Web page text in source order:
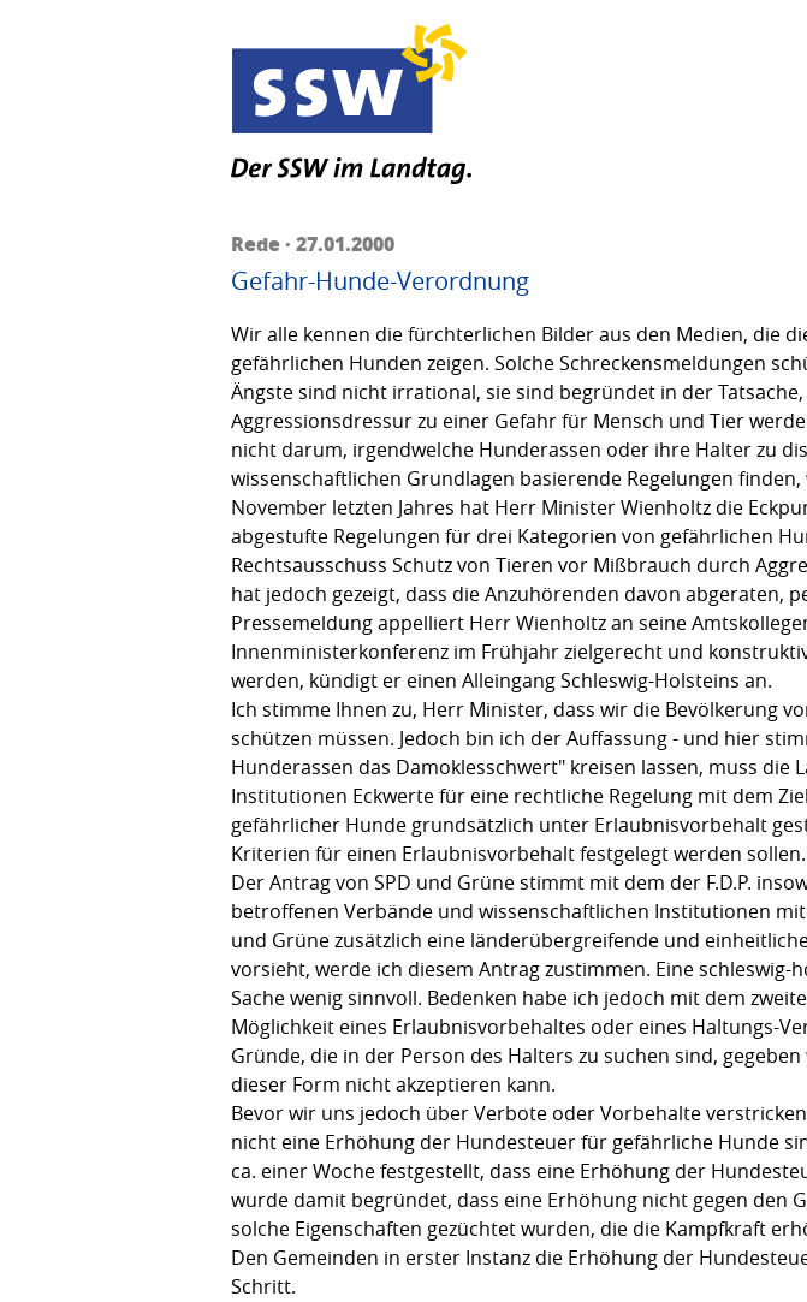
Rede · 27.01.2000
Gefahr-Hunde-Verordnung
Wir alle kennen die fürchterlichen Bilder aus den Medien, die
gefährlichen Hunden zeigen. Solche Schreckensmeldungen
Ängste sind nicht irrational, sie sind begründet in der
Aggressionsdressur zu einer Gefahr für Mensch und Tier
nicht darum, irgendwelche Hunderassen oder ihre Halter zu
wissenschaftlichen Grundlagen basierende Regelungen
November letzten Jahres hat Herr Minister Wienholtz die
abgestufte Regelungen für drei Kategorien von gefährlichen
Rechtsausschuss Schutz von Tieren vor Mißbrauch durch
hat jedoch gezeigt, dass die Anzuhörenden davon abgeraten,
Pressemeldung appelliert Herr Wienholtz an seine
Innenministerkonferenz im Frühjahr zielgerecht und
werden, kündigt er einen Alleingang Schleswig-Holsteins an.
Ich stimme Ihnen zu, Herr Minister, dass wir die Bevölkerung
schützen müssen. Jedoch bin ich der Auffassung - und hier
Hunderassen das Damoklesschwert" kreisen lassen, muss
Institutionen Eckwerte für eine rechtliche Regelung mit dem
gefährlicher Hunde grundsätzlich unter Erlaubnisvorbehalt
Kriterien für einen Erlaubnisvorbehalt festgelegt werden sollen.
Der Antrag von SPD und Grüne stimmt mit dem der F.D.P.
betroffenen Verbände und wissenschaftlichen Institutionen
und Grüne zusätzlich eine länderübergreifende und
vorsieht, werde ich diesem Antrag zustimmen. Eine
Sache wenig sinnvoll. Bedenken habe ich jedoch mit dem
Möglichkeit eines Erlaubnisvorbehaltes oder eines Haltungs-
Gründe, die in der Person des Halters zu suchen sind,
dieser Form nicht akzeptieren kann.
Bevor wir uns jedoch über Verbote oder Vorbehalte
nicht eine Erhöhung der Hundesteuer für gefährliche Hunde
ca. einer Woche festgestellt, dass eine Erhöhung der
wurde damit begründet, dass eine Erhöhung nicht gegen den
solche Eigenschaften gezüchtet wurden, die die Kampfkraft
Den Gemeinden in erster Instanz die Erhöhung der
Schritt.